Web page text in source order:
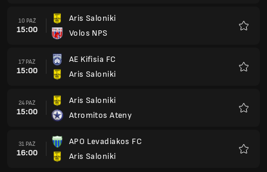
10 PAŹ
15:00
Aris Saloniki
Volos NPS
17 PAŹ
15:00
AE Kifisia FC
Aris Saloniki
24 PAŹ
15:00
Aris Saloniki
Atromitos Ateny
31 PAŹ
16:00
APO Levadiakos FC
Aris Saloniki